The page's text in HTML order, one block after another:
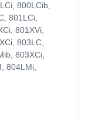
800LCib,
801LCi,
801XVi,
803LC,
803XCi,
804LMi,